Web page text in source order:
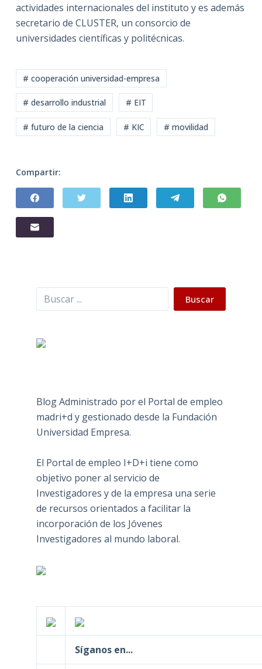
actividades internacionales del instituto y es además
secretario de CLUSTER, un consorcio de
universidades científicas y politécnicas.
# cooperación universidad-empresa
# desarrollo industrial # EIT
# futuro de la ciencia # KIC # movilidad
Compartir:
Buscar Buscar
Blog Administrado por el Portal de empleo
madri+d y gestionado desde la Fundación
Universidad Empresa.
El Portal de empleo I+D+i tiene como
objetivo poner al servicio de
Investigadores y de la empresa una serie
de recursos orientados a facilitar la
incorporación de los Jóvenes
Investigadores al mundo laboral.
Síganos en...